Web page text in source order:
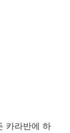
카라반에 하